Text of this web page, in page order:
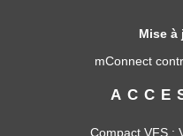
Mise
mConnect
Compact VFS :